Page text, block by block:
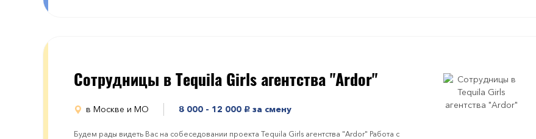
Сотрудницы в Tequila Girls агентства "Ardor"
в Москве и МО 8 000 - 12 000 руб. за смену
Будем рады видеть Вас на собеседовании проекта Tequila Girls агентства "Ardor" Работа с